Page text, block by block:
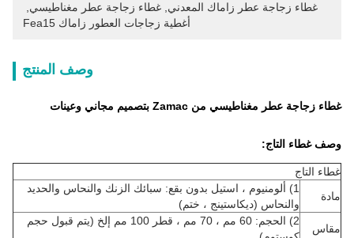
غطاء زجاجة عطر زاماك المعدني غطاء زجاجة عطر مغناطيسي
أغطية زجاجات العطور زاماك Fea15
وصف المنتج
غطاء زجاجة عطر مغناطيسي من Zamac بتصميم مجاني وعينات
وصف غطاء التاج:
غطاء التاج
مادة
1) ألومنيوم ، استيل بدون بقع: سبائك الزنك والنحاس والحديد
والنحاس (ديكاستينج ، ختم)
مقاس
2) الحجم: 60 مم ، 70 مم ، قطر 100 مم إلخ (يتم قبول حجم